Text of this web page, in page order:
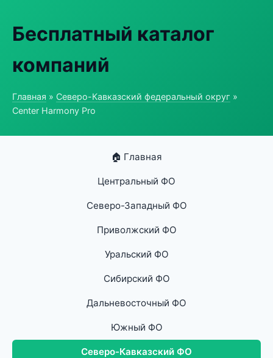
Бесплатный каталог
компаний
Главная » Северо-Кавказский федеральный округ »
Center Harmony Pro
🏠 Главная
Центральный ФО
Северо-Западный ФО
Приволжский ФО
Уральский ФО
Сибирский ФО
Дальневосточный ФО
Южный ФО
Северо-Кавказский ФО